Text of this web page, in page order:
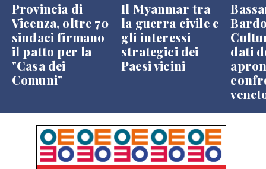
Provincia di
Vicenza, oltre 70
sindaci firmano
il patto per la
"Casa dei
Comuni"
Il Myanmar tra
la guerra civile e
gli interessi
strategici dei
Paesi vicini
dati